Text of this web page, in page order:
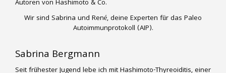
Wir sind Sabrina und René, deine Experten für das Paleo
Autoimmunprotokoll (AIP).
Sabrina Bergmann
Seit frühester Jugend lebe ich mit Hashimoto-Thyreoiditis, einer